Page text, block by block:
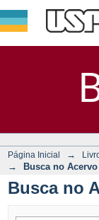
Página Inicial →
→ Busca no Acervo
Busca no